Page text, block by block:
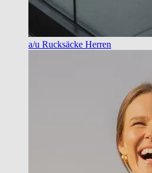
a/u Rucksäcke Herren